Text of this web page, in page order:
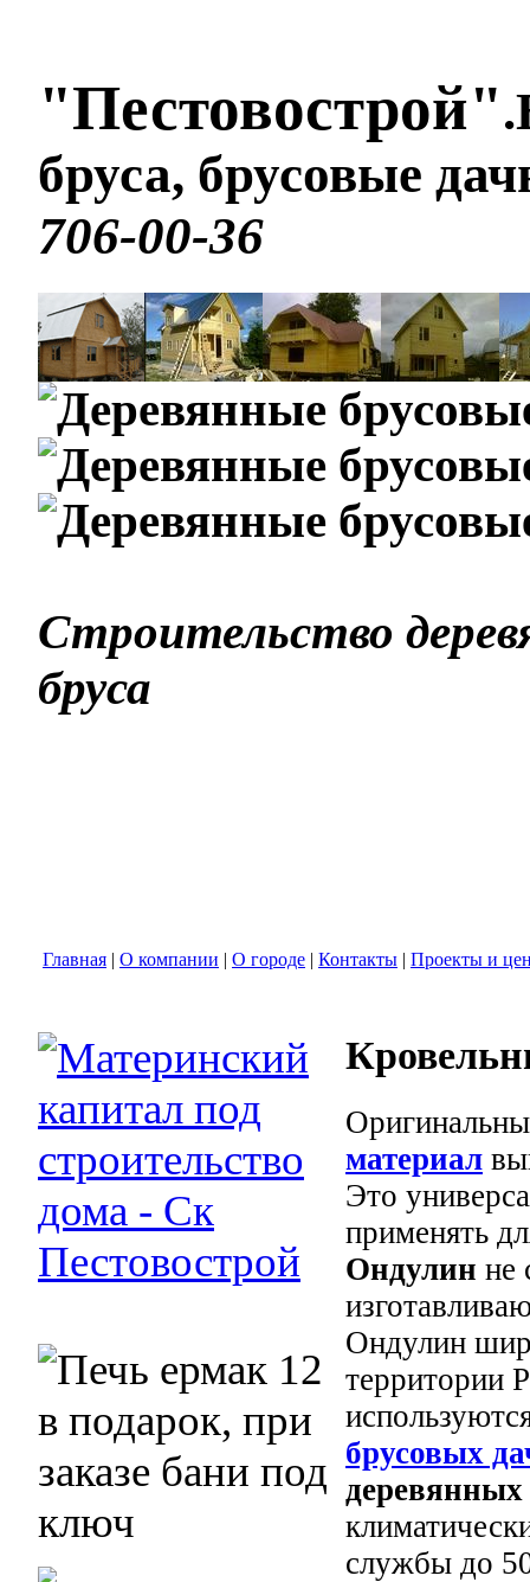
"Пестовострой".
бруса, брусовые
706-00-36
Строительство
бруса
Главная | О компании | О городе | Контакты | Проекты и
материал
Это
применять
Ондулин не
Ондулин
территории
брусовых
службы до